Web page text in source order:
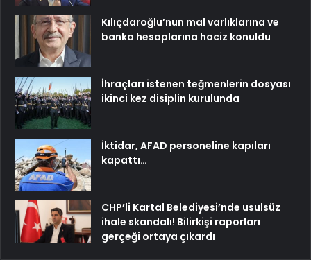
Kılıçdaroğlu’nun mal varlıklarına ve
banka hesaplarına haciz konuldu
İhraçları istenen teğmenlerin dosyası
ikinci kez disiplin kurulunda
İktidar, AFAD personeline kapıları
kapattı…
CHP’li Kartal Belediyesi’nde usulsüz
ihale skandalı! Bilirkişi raporları
gerçeği ortaya çıkardı